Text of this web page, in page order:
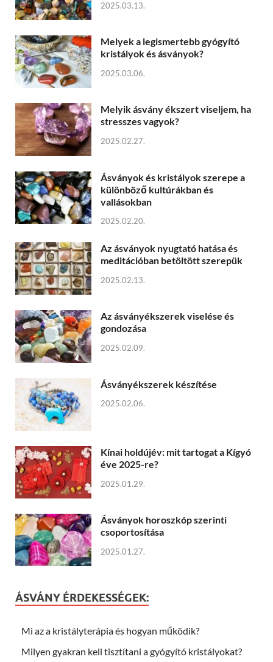
2025.03.13.
Melyek a legismertebb gyógyító
kristályok és ásványok?
2025.03.06.
Melyik ásvány ékszert viseljem, ha
stresszes vagyok?
2025.02.27.
Ásványok és kristályok szerepe a
különböző kultúrákban és
vallásokban
2025.02.20.
Az ásványok nyugtató hatása és
meditációban betöltött szerepük
2025.02.13.
Az ásványékszerek viselése és
gondozása
2025.02.09.
Ásványékszerek készítése
2025.02.06.
Kínai holdújév: mit tartogat a Kígyó
éve 2025-re?
2025.01.29.
Ásványok horoszkóp szerinti
csoportosítása
2025.01.27.
ÁSVÁNY ÉRDEKESSÉGEK:
Mi az a kristályterápia és hogyan működik?
Milyen gyakran kell tisztítani a gyógyító kristályokat?